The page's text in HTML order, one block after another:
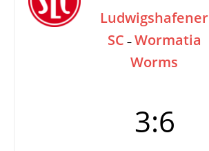
Ludwigshafener
SC – Wormatia
Worms
3:6